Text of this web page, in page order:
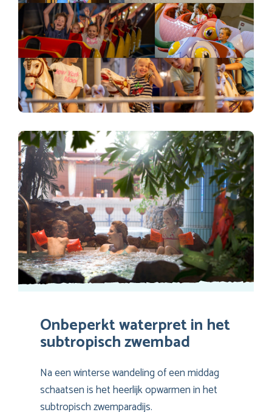
Onbeperkt waterpret in het
subtropisch zwembad
Na een winterse wandeling of een middag
schaatsen is het heerlijk opwarmen in het
subtropisch zwemparadijs.